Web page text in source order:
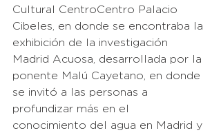
Cultural CentroCentro Palacio
Cibeles, en donde se encontraba la
exhibición de la investigación
Madrid Acuosa, desarrollada por la
ponente Malú Cayetano, en donde
se invitó a las personas a
profundizar más en el
conocimiento del agua en Madrid y